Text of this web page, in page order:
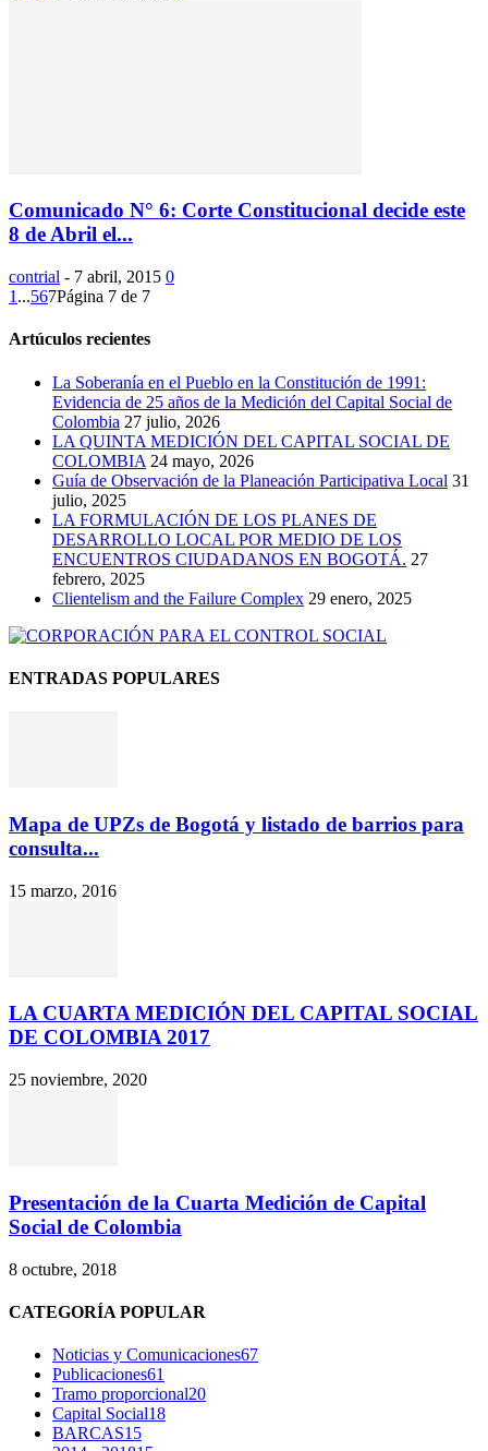
Comunicado N° 6: Corte Constitucional decide este
8 de Abril el...
contrial - 7 abril, 2015 0
1 ...567Página 7 de 7
Artúculos recientes
La Soberanía en el Pueblo en la Constitución de 1991:
Evidencia de 25 años de la Medición del Capital Social de
Colombia 27 julio, 2026
LA QUINTA MEDICIÓN DEL CAPITAL SOCIAL DE
COLOMBIA 24 mayo, 2026
Guía de Observación de la Planeación Participativa Local 31
julio, 2025
LA FORMULACIÓN DE LOS PLANES DE
DESARROLLO LOCAL POR MEDIO DE LOS
ENCUENTROS CIUDADANOS EN BOGOTÁ. 27
febrero, 2025
Clientelism and the Failure Complex 29 enero, 2025
ENTRADAS POPULARES
Mapa de UPZs de Bogotá y listado de barrios para
consulta...
15 marzo, 2016
LA CUARTA MEDICIÓN DEL CAPITAL SOCIAL
DE COLOMBIA 2017
25 noviembre, 2020
Presentación de la Cuarta Medición de Capital
Social de Colombia
8 octubre, 2018
CATEGORÍA POPULAR
Noticias y Comunicaciones67
Publicaciones61
Tramo proporcional20
Capital Social18
BARCAS15